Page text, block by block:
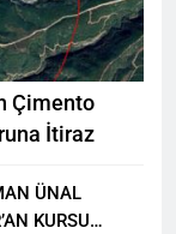
Çimento
İtiraz
ÜNAL
KURSU